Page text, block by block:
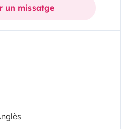
un missatge